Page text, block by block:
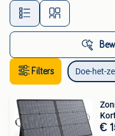
Filters Doe-het-
€